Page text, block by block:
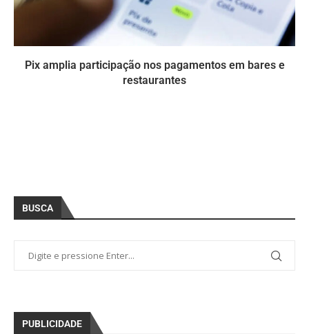
Pix amplia participação nos pagamentos em bares e
restaurantes
BUSCA
PUBLICIDADE